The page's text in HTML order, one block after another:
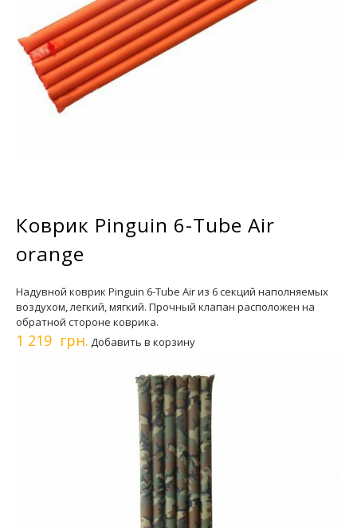
Коврик Pinguin 6-Tube Air
orange
Надувной коврик Pinguin 6-Tube Air из 6 секций наполняемых
воздухом, легкий, мягкий. Прочный клапан расположен на
обратной стороне коврика.
1 219 грн. Добавить в корзину